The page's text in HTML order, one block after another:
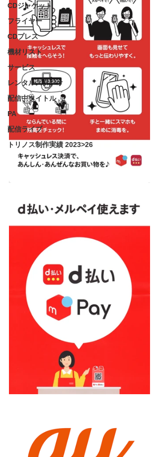
CDジャケット
フライヤー
CDプレス
機材リスト
サービス
レンタルスタジオ
配信中タイトル
PA
配信ライブ
トリノス制作実績 2023>26